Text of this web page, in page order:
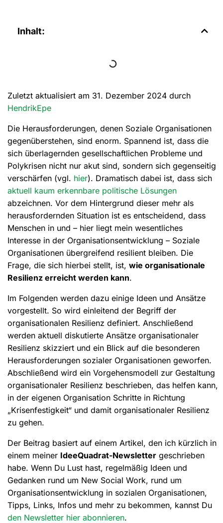
Inhalt:
Zuletzt aktualisiert am 31. Dezember 2024 durch
HendrikEpe
Die Herausforderungen, denen Soziale Organisationen
gegenüberstehen, sind enorm. Spannend ist, dass die
sich überlagernden gesellschaftlichen Probleme und
Polykrisen nicht nur akut sind, sondern sich gegenseitig
verschärfen (vgl. hier). Dramatisch dabei ist, dass sich
aktuell kaum erkennbare politische Lösungen
abzeichnen. Vor dem Hintergrund dieser mehr als
herausfordernden Situation ist es entscheidend, dass
Menschen in und – hier liegt mein wesentliches
Interesse in der Organisationsentwicklung – Soziale
Organisationen übergreifend resilient bleiben. Die
Frage, die sich hierbei stellt, ist, wie organisationale
Resilienz erreicht werden kann.
Im Folgenden werden dazu einige Ideen und Ansätze
vorgestellt. So wird einleitend der Begriff der
organisationalen Resilienz definiert. Anschließend
werden aktuell diskutierte Ansätze organisationaler
Resilienz skizziert und ein Blick auf die besonderen
Herausforderungen sozialer Organisationen geworfen.
Abschließend wird ein Vorgehensmodell zur Gestaltung
organisationaler Resilienz beschrieben, das helfen kann,
in der eigenen Organisation Schritte in Richtung
„Krisenfestigkeit“ und damit organisationaler Resilienz
zu gehen.
Der Beitrag basiert auf einem Artikel, den ich kürzlich in
einem meiner IdeeQuadrat-Newsletter geschrieben
habe. Wenn Du Lust hast, regelmäßig Ideen und
Gedanken rund um New Social Work, rund um
Organisationsentwicklung in sozialen Organisationen,
Tipps, Links, Infos und mehr zu bekommen, kannst Du
den Newsletter hier abonnieren.